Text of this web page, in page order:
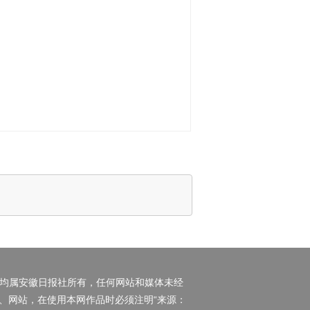
属安徽日报社所有，任何网站和媒体未经
站，在使用本网作品时必须注明“来源：